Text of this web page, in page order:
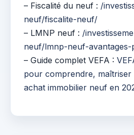
– Fiscalité du neuf : /
neuf/fiscalite-neuf/
– LMNP neuf : /
neuf/lmnp-neuf-avantages-
– Guide complet VEFA :
pour comprendre,
achat immobilier neuf en